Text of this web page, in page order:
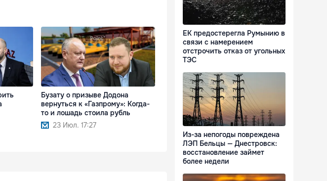
Бузату о призыве Додона
вернуться к «Газпрому»: Когда-
то и лошадь стоила рубль
23 Июл. 17:27
ЕК предостерегла Румынию в
связи с намерением
отстрочить отказ от угольных
ТЭС
Из-за непогоды повреждена
ЛЭП Бельцы — Днестровск:
восстановление займет
более недели